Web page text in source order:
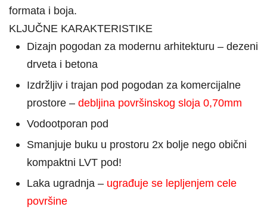
formata i boja.
KLJUČNE KARAKTERISTIKE
Dizajn pogodan za modernu arhitekturu – dezeni
drveta i betona
Izdržljiv i trajan pod pogodan za komercijalne
prostore – debljina površinskog sloja 0,70mm
Vodootporan pod
Smanjuje buku u prostoru 2x bolje nego obični
kompaktni LVT pod!
Laka ugradnja – ugrađuje se lepljenjem cele
površine